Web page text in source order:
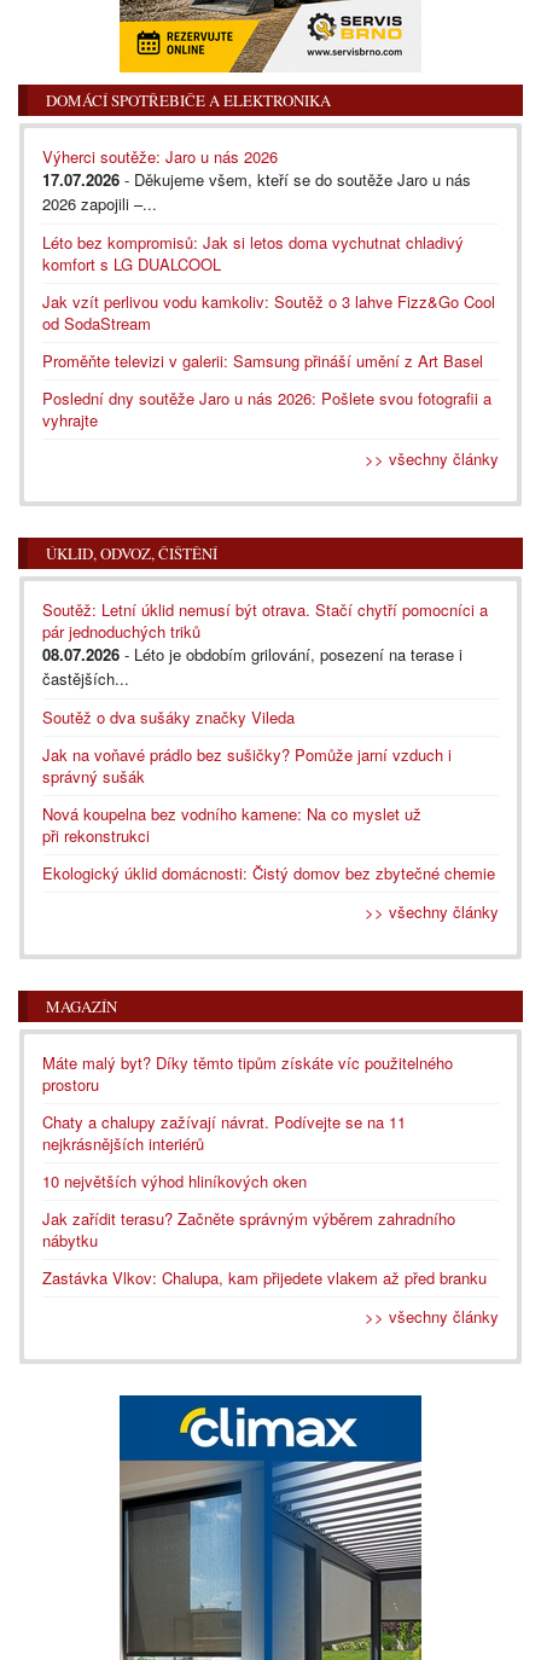
DOMÁCÍ SPOTŘEBIČE A ELEKTRONIKA
Výherci soutěže: Jaro u nás 2026
17.07.2026 - Děkujeme všem, kteří se do soutěže Jaro u nás
2026 zapojili –...
Léto bez kompromisů: Jak si letos doma vychutnat chladivý
komfort s LG DUALCOOL
Jak vzít perlivou vodu kamkoliv: Soutěž o 3 lahve Fizz&Go Cool
od SodaStream
Proměňte televizi v galerii: Samsung přináší umění z Art Basel
Poslední dny soutěže Jaro u nás 2026: Pošlete svou fotografii a
vyhrajte
>> všechny články
ÚKLID, ODVOZ, ČIŠTĚNÍ
Soutěž: Letní úklid nemusí být otrava. Stačí chytří pomocníci a
pár jednoduchých triků
08.07.2026 - Léto je obdobím grilování, posezení na terase i
častějších...
Soutěž o dva sušáky značky Vileda
Jak na voňavé prádlo bez sušičky? Pomůže jarní vzduch i
správný sušák
Nová koupelna bez vodního kamene: Na co myslet už
při rekonstrukci
Ekologický úklid domácnosti: Čistý domov bez zbytečné chemie
>> všechny články
MAGAZÍN
Máte malý byt? Díky těmto tipům získáte víc použitelného
prostoru
Chaty a chalupy zažívají návrat. Podívejte se na 11
nejkrásnějších interiérů
10 největších výhod hliníkových oken
Jak zařídit terasu? Začněte správným výběrem zahradního
nábytku
Zastávka Vlkov: Chalupa, kam přijedete vlakem až před branku
>> všechny články